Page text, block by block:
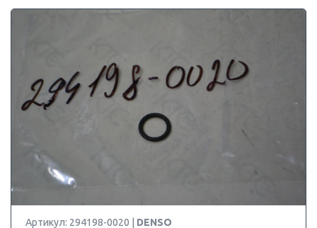
Артикул: 294198-0020 | DENSO